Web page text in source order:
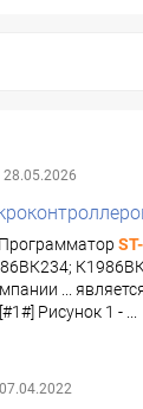
Программатор
...
. [#1#] Рисунок 1 - ...